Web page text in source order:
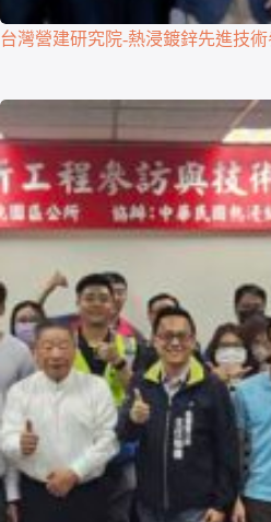
台灣營建研究院-熱浸鍍鋅先進技